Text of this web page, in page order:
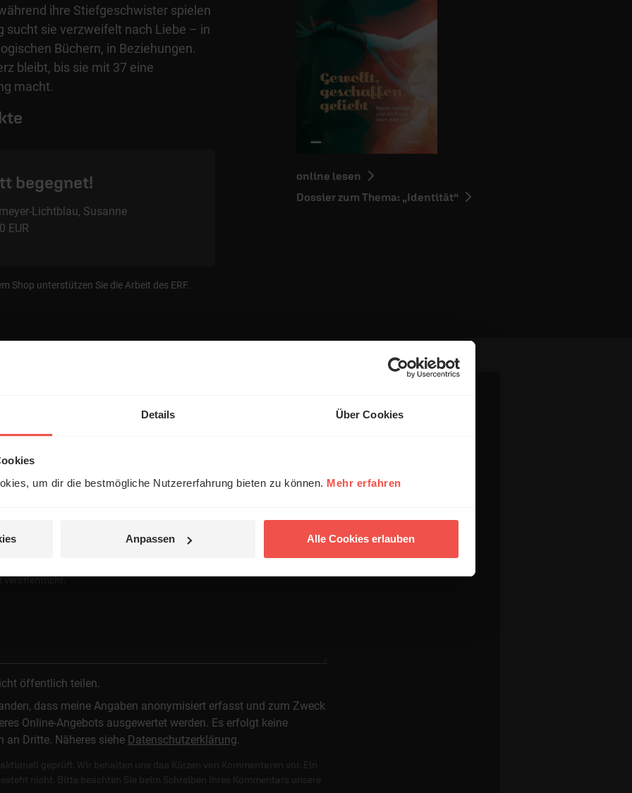
Details Über Cookies
um dir die bestmögliche Nutzererfahrung bieten zu können. Mehr erfahren
Anpassen Alle Cookies erlauben
ihre Stiefgeschwister spielen
sucht sie verzweifelt nach Liebe – in
Büchern, in Beziehungen.
bleibt, bis sie mit 37 eine
macht.
begegnet!
Lichtblau, Susanne
EUR
Shop unterstützen Sie die Arbeit des ERF.
online lesen
Dossier zum Thema: „Identität“
veröffentlicht.
öffentlich teilen.
dass meine Angaben anonymisiert erfasst und zum Zweck
Online-Angebots ausgewertet werden. Es erfolgt keine
an Dritte. Näheres siehe Datenschutzerklärung.
geprüft. Wir behalten uns das Kürzen von Kommentaren vor. Ein
nicht. Bitte beachten Sie beim Schreiben Ihres Kommentars unsere